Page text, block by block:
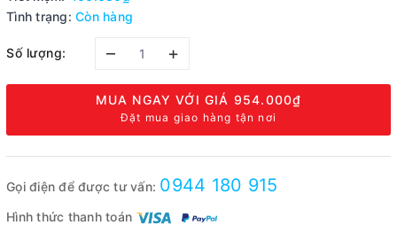
Tình trạng: Còn hàng
Số lượng: – +
MUA NGAY VỚI GIÁ 954.000₫
Đặt mua giao hàng tận nơi
Gọi điện để được tư vấn: 0944 180 915
Hình thức thanh toán